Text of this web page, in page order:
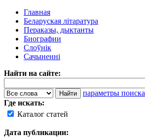
Главная
Беларуская літаратура
Пераказы, дыктанты
Биографии
Слоўнік
Сачыненні
Найти на сайте:
параметры поиска
Где искать:
Каталог статей
Дата публикации: